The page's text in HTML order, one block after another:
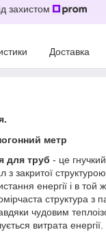
захистом
Доставка
метр
для труб - це
з закритої
енергії і в той
структура з
чудовим
витрата